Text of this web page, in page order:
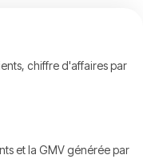
chiffre d'affaires par
et la GMV générée par